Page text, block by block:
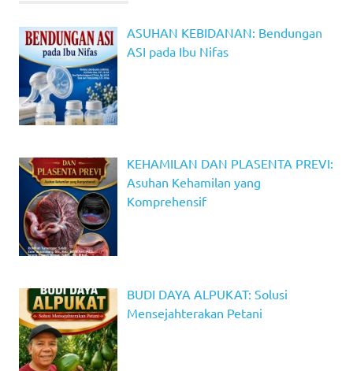
ASUHAN KEBIDANAN: Bendungan
ASI pada Ibu Nifas
KEHAMILAN DAN PLASENTA PREVI:
Asuhan Kehamilan yang
Komprehensif
BUDI DAYA ALPUKAT: Solusi
Mensejahterakan Petani